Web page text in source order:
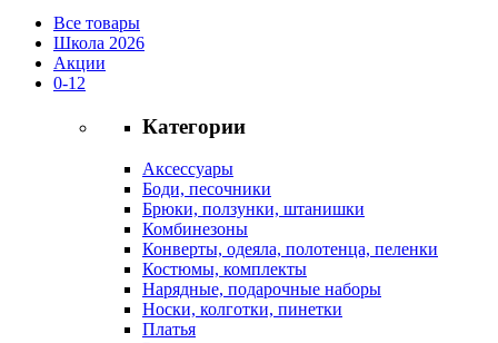
Все товары
Школа 2026
Акции
0-12
Категории
Аксессуары
Боди, песочники
Брюки, ползунки, штанишки
Комбинезоны
Конверты, одеяла, полотенца, пеленки
Костюмы, комплекты
Нарядные, подарочные наборы
Носки, колготки, пинетки
Платья